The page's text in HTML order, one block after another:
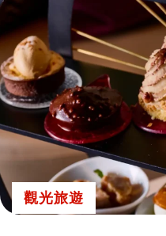
觀光旅遊